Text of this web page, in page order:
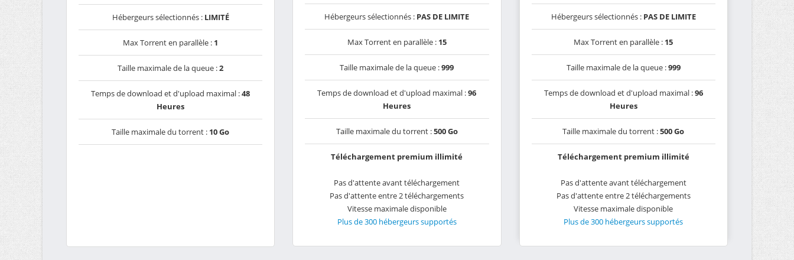
Hébergeurs sélectionnés : LIMITÉ
Max Torrent en parallèle : 1
Taille maximale de la queue :2
Temps de download et d'upload maximal :48
Heures
Taille maximale du torrent : 10 Go
Hébergeurs sélectionnés : PAS DE LIMITE
Max Torrent en parallèle : 15
Taille maximale de la queue :999
Temps de download et d'upload maximal :96
Heures
Taille maximale du torrent :500 Go
Téléchargement premium illimité
Pas d'attente avant téléchargement
Pas d'attente entre 2 téléchargements
Vitesse maximale disponible
Plus de 300 hébergeurs supportés
Hébergeurs sélectionnés : PAS DE LIMITE
Max Torrent en parallèle : 15
Taille maximale de la queue :999
Temps de download et d'upload maximal :96
Heures
Taille maximale du torrent :500 Go
Téléchargement premium illimité
Pas d'attente avant téléchargement
Pas d'attente entre 2 téléchargements
Vitesse maximale disponible
Plus de 300 hébergeurs supportés